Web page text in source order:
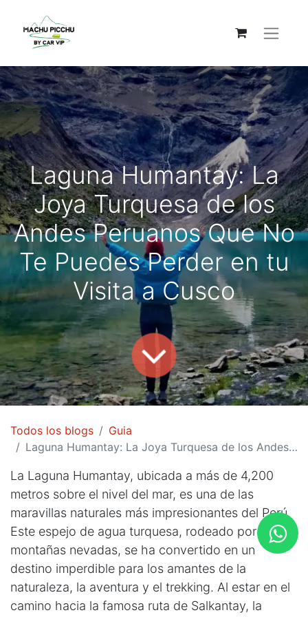
Laguna Humantay: La
Joya Turquesa de los
Andes Peruanos Que No
Te Puedes Perder en tu
Visita a Cusco
Todos los blogs
Guia
Laguna Humantay: La Joya Turquesa de los Andes Peruanos Que No Te Puedes Perder en tu Visita a Cusco
La Laguna Humantay, ubicada a más de 4,200
metros sobre el nivel del mar, es una de las
maravillas naturales más impresionantes del Perú.
Este espejo de agua turquesa, rodeado por
montañas nevadas, se ha convertido en un
destino imperdible para los amantes de la
naturaleza, la aventura y el trekking. Al estar en el
camino hacia la famosa ruta de Salkantay, la